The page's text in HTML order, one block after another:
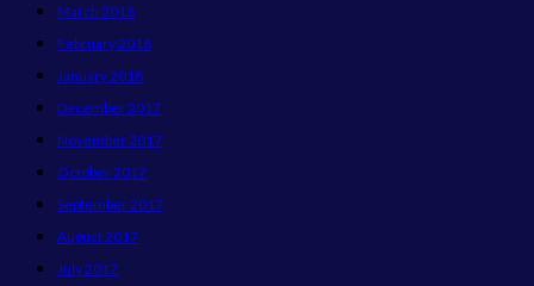
March 2018
February 2018
January 2018
December 2017
November 2017
October 2017
September 2017
August 2017
July 2017